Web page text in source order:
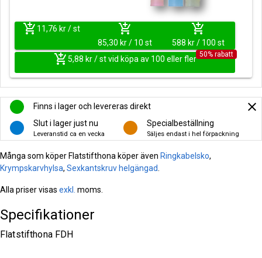
add_shopping_cart 11,76 kr / st add_shopping_cart
85,30 kr / 10 st
add_shopping_cart
588 kr / 100 st
add_shopping_cart5,88 kr / st vid köpa av 100 eller fler 50% rabatt
close
Finns i lager och levereras direkt
Slut i lager just nu
Leveranstid ca en vecka
Specialbeställning
Säljes endast i hel förpackning
Många som köper Flatstifthona köper även Ringkabelsko,
Krympskarvhylsa, Sexkantskruv helgängad
Alla priser visas exkl. moms.
Specifikationer
Flatstifthona FDH